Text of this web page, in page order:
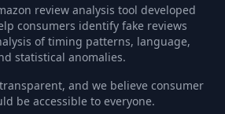
review analysis tool developed
consumers identify fake reviews
of timing patterns, language,
statistical anomalies.
and we believe consumer
be accessible to everyone.